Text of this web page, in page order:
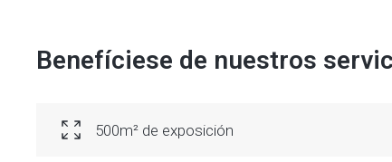
Benefíciese de nuestros
500m² de exposición